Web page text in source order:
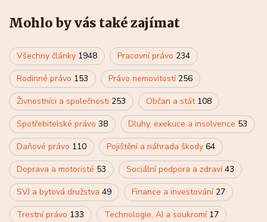
Mohlo by vás také zajímat
Všechny články 1948 Pracovní právo 234
Rodinné právo 153 Právo nemovitostí 256
Živnostníci a společnosti 253 Občan a stát 108
Spotřebitelské právo 38 Dluhy, exekuce a insolvence 53
Daňové právo 110 Pojištění a náhrada škody 64
Doprava a motoristé 53 Sociální podpora a zdraví43
SVJ a bytová družstva 49 Finance a investování 27
Trestní právo 133 Technologie, AI a soukromí 17